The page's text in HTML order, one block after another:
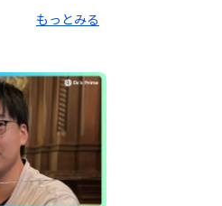
もっとみる